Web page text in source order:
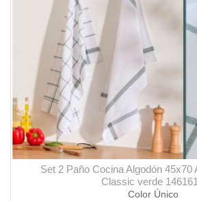
Set 2 Paño Cocina Algodón 45x70
Classic verde
Color Único